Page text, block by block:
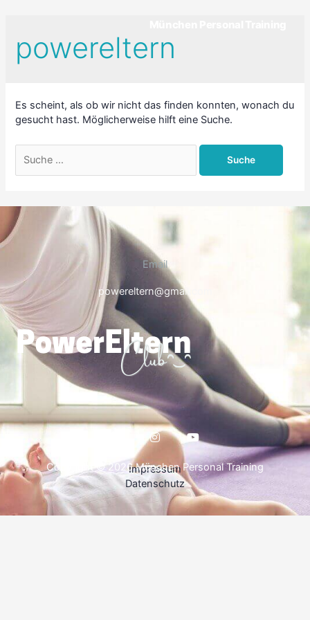
powereltern
Es scheint, als ob wir nicht das finden konnten, wonach du
gesucht hast. Möglicherweise hilft eine Suche.
Email
powereltern@gmail.com
Impressum
Datenschutz
Copyright © 2026 München Personal Training